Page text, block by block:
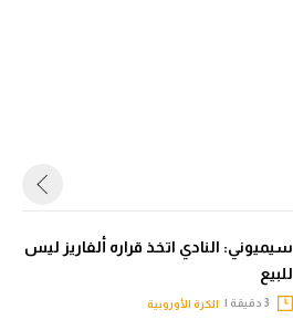
سيميوني: النادي اتخذ قراره ألفاريز ليس
للبيع
الكرة الأوروبية